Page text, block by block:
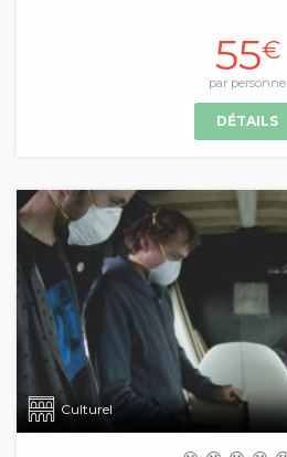
55€
par personne
DÉTAILS
Culturel